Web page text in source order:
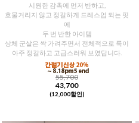
시원한 감촉에 먼저 반하고,
흐물거리지 않고 정갈하게 드레스업 되는 핏
에
두 번 반한 아이템
상체 군살은 싹 가려주면서 전체적으로 룩이
아주 정갈하고 고급스러워 보였답니다.
55,700
43,700
(12,000할인)